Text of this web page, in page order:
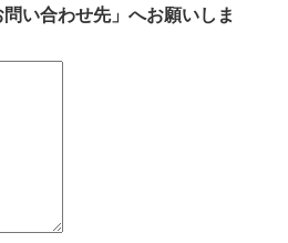
い合わせ先」へお願いしま